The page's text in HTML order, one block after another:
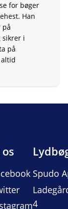
for bøger
Han
på
sikrer i
på
Spudo
4